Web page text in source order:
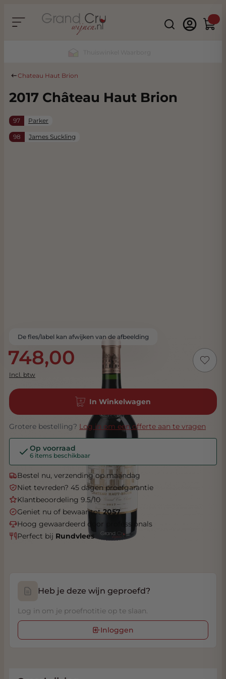
Search
Chateau Haut Brion
2017 Château Haut Brion
De fles/label kan afwijken van de afbeelding
97 Parker
98 James Suckling
748,00
Incl. btw
In Winkelwagen
Grotere bestelling? Log in om een offerte aan te vragen
Op voorraad
6 items beschikbaar
Bestel nu, verzending op maandag
Niet tevreden? 45 dagen proefgarantie
Klantbeoordeling 9.5/10
Geniet nu of bewaar tot2057
Hoog gewaardeerd door professionals
Perfect bij Rundvlees
Heb je deze wijn geproefd?
Log in om je proefnotitie op te slaan.
Inloggen